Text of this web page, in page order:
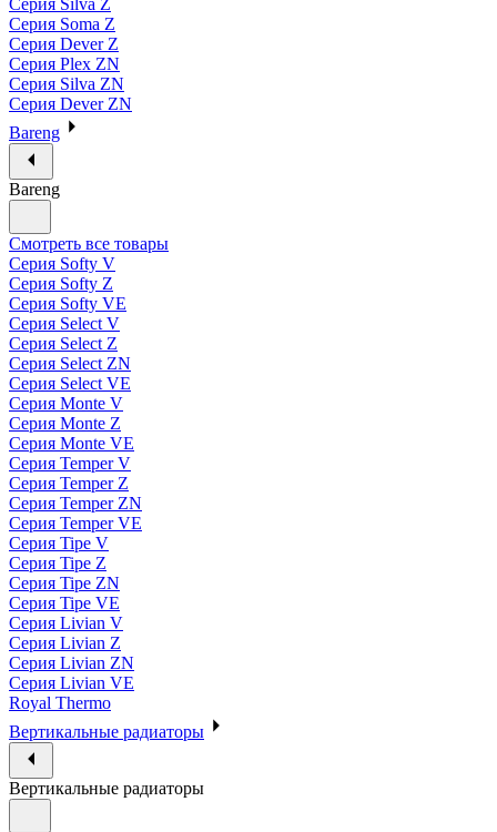
Серия Silva Z
Серия Soma Z
Серия Dever Z
Серия Plex ZN
Серия Silva ZN
Серия Dever ZN
Bareng
Bareng
Смотреть все товары
Серия Softy V
Серия Softy Z
Серия Softy VE
Серия Select V
Серия Select Z
Серия Select ZN
Серия Select VE
Серия Monte V
Серия Monte Z
Серия Monte VE
Серия Temper V
Серия Temper Z
Серия Temper ZN
Серия Temper VE
Серия Tipe V
Серия Tipe Z
Серия Tipe ZN
Серия Tipe VE
Серия Livian V
Серия Livian Z
Серия Livian ZN
Серия Livian VE
Royal Thermo
Вертикальные радиаторы
Вертикальные радиаторы